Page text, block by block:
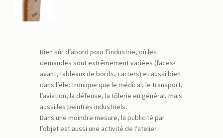
Bien sûr d’abord pour l’industrie, où les
demandes sont extrêmement variées (faces-
avant, tableaux de bords, carters) et aussi bien
dans l’électronique que le médical, le transport,
l’aviation, la défense, la tôlerie en général, mais
aussi les peintres industriels.
Dans une moindre mesure, la publicité par
l’objet est aussi une activité de l’atelier.